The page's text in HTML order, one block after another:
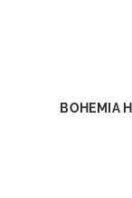
BOHEMIA